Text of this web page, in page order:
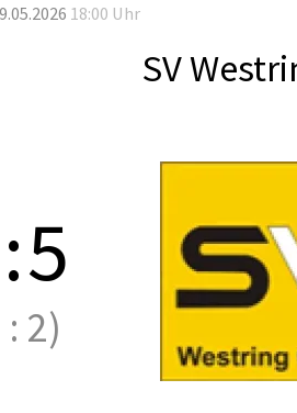
18:00 Uhr
SV
:5
: 2)